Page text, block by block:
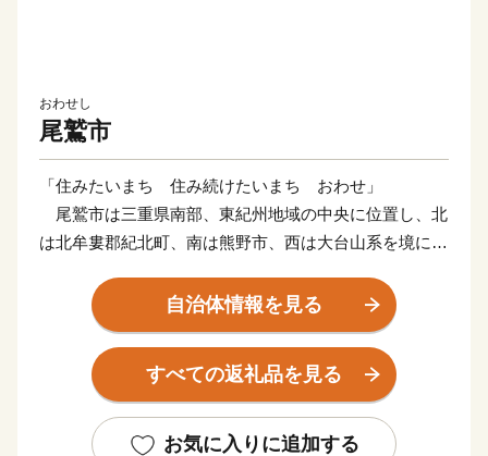
おわせし
尾鷲市
「住みたいまち 住み続けたいまち おわせ」
尾鷲市は三重県南部、東紀州地域の中央に位置し、北
は北牟婁郡紀北町、南は熊野市、西は大台山系を境に奈
多雨な気候と黒潮によって古くからその自然の恵みを受
け、漁業、林業が栄えてきました。また、漁師町ならで
はの郷土食や伝統文化も色濃く残り、地域の人々を結ぶ
懸け橋ともなっています。
村、九鬼村、南牟婁郡北輪内村、南輪内村が合併して尾
自治体情報を見る
すべての返礼品を見る
お気に入りに追加する